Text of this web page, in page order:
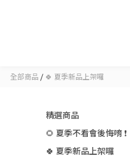
全部商品 / 🍀 夏季新品上架囉
精選商品
🌻 夏季不看會後悔唷 ❗
🍀 夏季新品上架囉